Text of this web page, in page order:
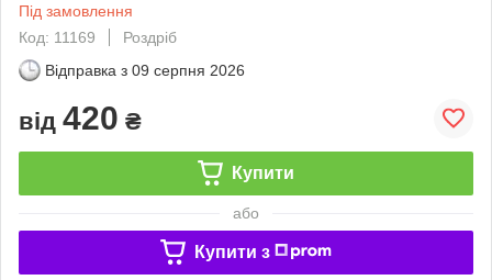
Під замовлення
Код: 11169
Роздріб
Відправка з 09 серпня 2026
від 420 ₴
Купити
або
Купити з